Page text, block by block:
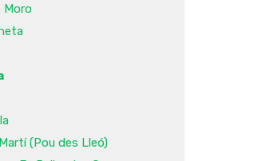
Moro
(Pou des Lleó)